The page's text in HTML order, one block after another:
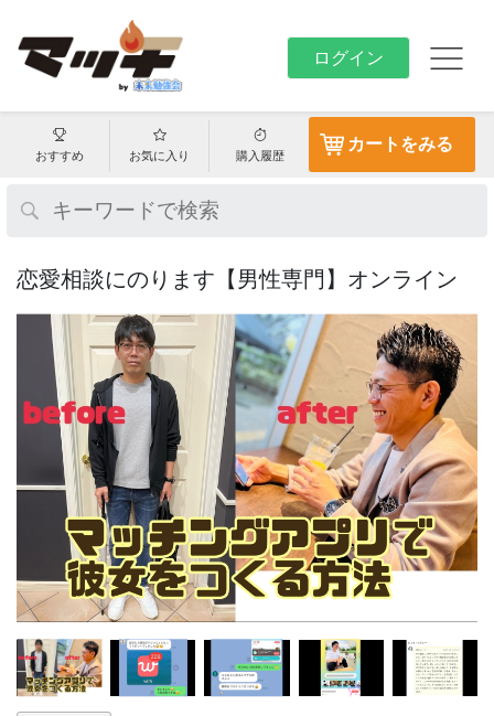
ログイン
おすすめ お気に入り 購入履歴
カートをみる
恋愛相談にのります【男性専門】オンライン